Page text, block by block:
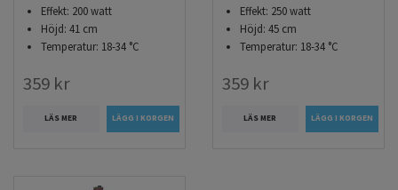
Effekt: 200 watt
Höjd: 41 cm
Temperatur: 18-34 °C
359 kr
LÄS MER
Effekt: 250 watt
Höjd: 45 cm
Temperatur: 18-34 °C
359 kr
LÄS MER